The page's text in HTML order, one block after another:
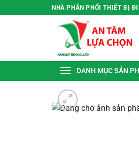
qua
NHÀ PHÂN PHỐI THIẾT BỊ
DANH MỤC SẢN